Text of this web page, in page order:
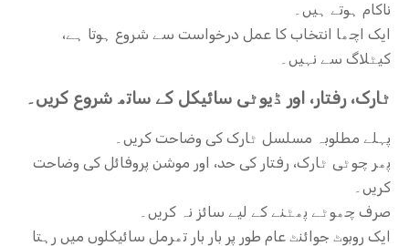
ناکام ہوتے ہیں۔
ایک اچھا انتخاب کا عمل درخواست سے شروع ہوتا ہے،
کیٹلاگ سے نہیں۔
ٹارک، رفتار، اور ڈیوٹی سائیکل کے ساتھ شروع کریں۔
پہلے مطلوبہ مسلسل ٹارک کی وضاحت کریں۔
پھر چوٹی ٹارک، رفتار کی حد، اور موشن پروفائل کی وضاحت
کریں۔
صرف چھوٹے پھٹنے کے لیے سائز نہ کریں۔
ایک روبوٹ جوائنٹ عام طور پر بار بار تھرمل سائیکلوں میں رہتا